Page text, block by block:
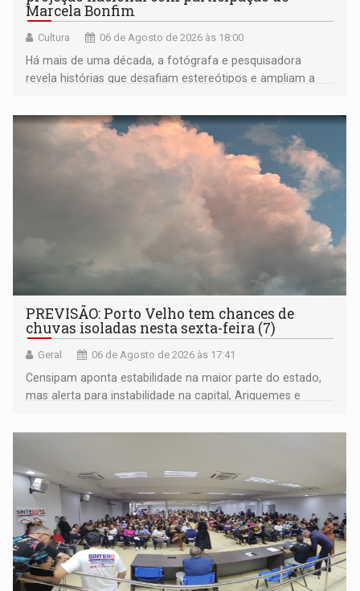
Marcela Bonfim
Cultura 06 de Agosto de 2026 às 18:00
Há mais de uma década, a fotógrafa e pesquisadora
revela histórias que desafiam estereótipos e ampliam a
negras
PREVISÃO: Porto Velho tem chances de
chuvas isoladas nesta sexta-feira (7)
Geral 06 de Agosto de 2026 às 17:41
Censipam aponta estabilidade na maior parte do estado,
mas alerta para instabilidade na capital, Ariquemes e